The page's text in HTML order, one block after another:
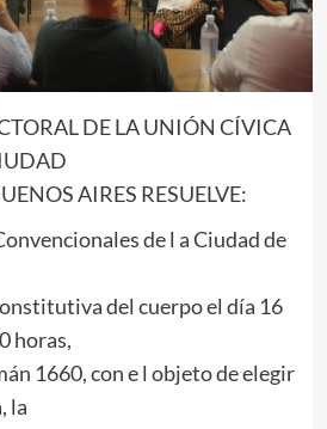
DE LA UNIÓN CÍVICA
AIRES RESUELVE:
de l a Ciudad de
del cuerpo el día 16
horas,
1660, con e l objeto de elegir
la